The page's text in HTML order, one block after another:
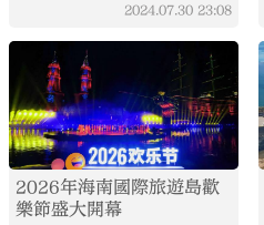
2024.07.30 23:08
2026年海南國際旅遊島歡
樂節盛大開幕